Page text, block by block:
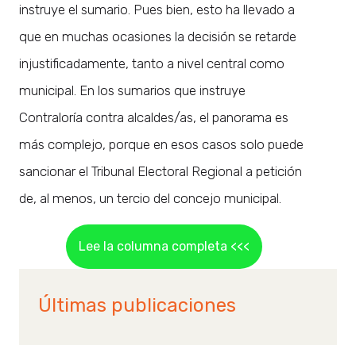
instruye el sumario. Pues bien, esto ha llevado a
que en muchas ocasiones la decisión se retarde
injustificadamente, tanto a nivel central como
municipal. En los sumarios que instruye
Contraloría contra alcaldes/as, el panorama es
más complejo, porque en esos casos solo puede
sancionar el Tribunal Electoral Regional a petición
de, al menos, un tercio del concejo municipal.
Lee la columna completa <<<
Últimas publicaciones